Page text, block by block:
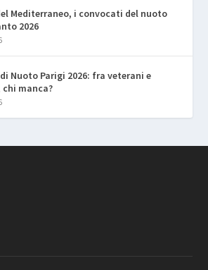
Mediterraneo, i convocati del nuoto
2026
Nuoto Parigi 2026: fra veterani e
manca?